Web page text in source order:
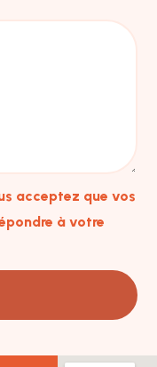
acceptez que vos
à votre